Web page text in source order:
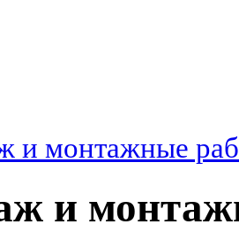
и монтажные
и